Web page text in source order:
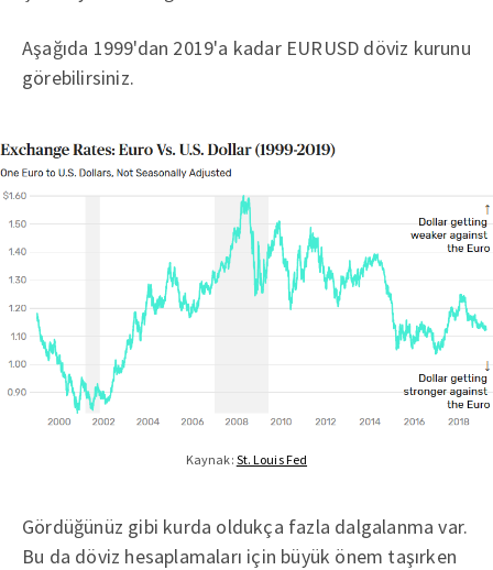
Aşağıda 1999'dan 2019'a kadar EURUSD döviz kurunu
görebilirsiniz.
Kaynak: St. Louis Fed
Gördüğünüz gibi kurda oldukça fazla dalgalanma var.
Bu da döviz hesaplamaları için büyük önem taşırken